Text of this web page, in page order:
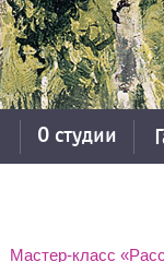
О студии
Мастер-класс